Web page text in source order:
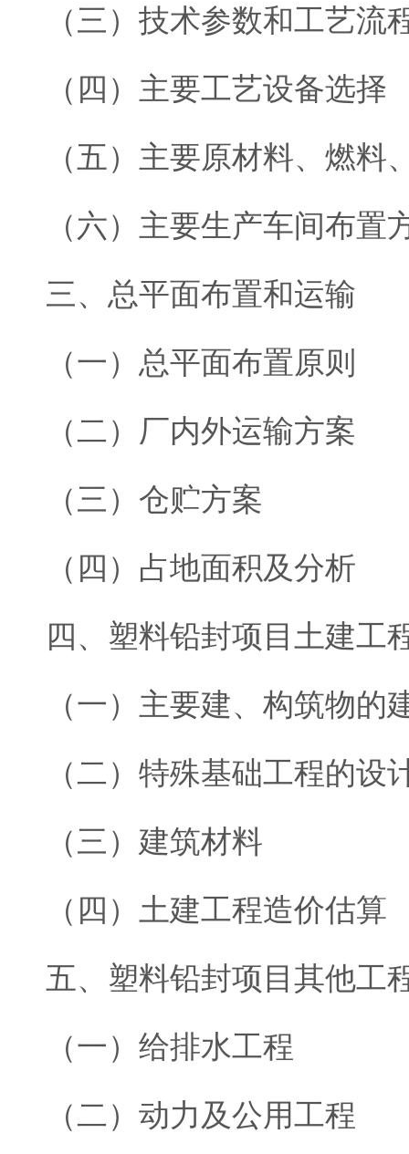
（三）技术参数和工艺流
（四）主要工艺设备选择
（五）主要原材料、燃料
（六）主要生产车间布置
三、总平面布置和运输
（一）总平面布置原则
（二）厂内外运输方案
（三）仓贮方案
（四）占地面积及分析
四、塑料铅封项目土建工
（一）主要建、构筑物的
（二）特殊基础工程的设
（三）建筑材料
（四）土建工程造价估算
五、塑料铅封项目其他工
（一）给排水工程
（二）动力及公用工程